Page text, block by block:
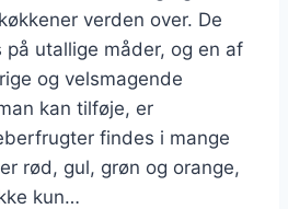
verden over. De
på utallige måder, og en af
og velsmagende
kan tilføje, er
findes i mange
rød, gul, grøn og orange,
kun…